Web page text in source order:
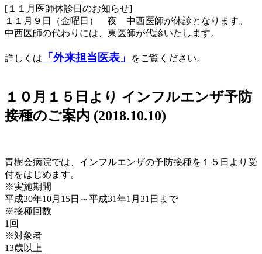
[１１月医師休診日のお知らせ]
１１月９日（金曜日） 夜 中西医師が休診となります。
中西医師の代わりには、東医師が代診いたします。
詳しくは 「外来担当医表」 をご覧ください。
１０月１５日より インフルエンザ予防
接種のご案内 (2018.10.10)
青樹会病院では、インフルエンザの予防接種を１５日より受
付をはじめます。
※実施期間
平成30年10月15日～平成31年1月31日まで
※接種回数
1回
※対象者
13歳以上